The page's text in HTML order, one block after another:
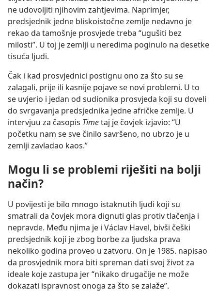
ne udovoljiti njihovim zahtjevima. Naprimjer,
predsjednik jedne bliskoistočne zemlje nedavno je
rekao da tamošnje prosvjede treba “ugušiti bez
milosti”. U toj je zemlji u neredima poginulo na desetke
tisuća ljudi.
Čak i kad prosvjednici postignu ono za što su se
zalagali, prije ili kasnije pojave se novi problemi. U to
se uvjerio i jedan od sudionika prosvjeda koji su doveli
do svrgavanja predsjednika jedne afričke zemlje. U
intervjuu za časopis Timetaj je čovjek izjavio: “U
početku nam se sve činilo savršeno, no ubrzo je u
zemlji zavladao kaos.”
Mogu li se problemi riješiti na bolji
način?
U povijesti je bilo mnogo istaknutih ljudi koji su
smatrali da čovjek mora dignuti glas protiv tlačenja i
nepravde. Među njima je i Václav Havel, bivši češki
predsjednik koji je zbog borbe za ljudska prava
nekoliko godina proveo u zatvoru. On je 1985. napisao
da prosvjednik mora biti spreman dati svoj život za
ideale koje zastupa jer “nikako drugačije ne može
dokazati ispravnost onoga za što se zalaže”.